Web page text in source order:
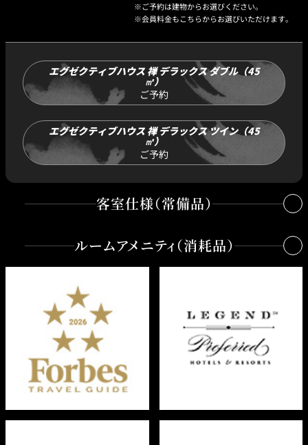
ご予約は建物からお選びください。
会員料金もこちらからお選びいただけます。
エグゼクティブハウス 禅 デラックス ダブル（45
㎡）
ご予約
エグゼクティブハウス 禅 デラックス ツイン（45
㎡）
ご予約
客室仕様（常備品）
高速インターネットシステム
テレビ、ラジオ
DVD（再生のみ）
個別空調システム
加湿空気清浄機
ブルートゥーススピーカー
電話（ボイスメール対応）
ルームアメニティ（消耗品）
「サルバトーレ・フェラガモ タスカンソウル」のシャンプー
／コンディショナー／バスジェル／ボディーローション
「墨」をイメージした石鹸
歯ブラシ／カミソリ／シェービングジェル／ヘアゴム／綿棒／
コットンセット／ヘアブラシ／爪やすり
スキンケアセット
ューシャインクロス／ソーイングキット